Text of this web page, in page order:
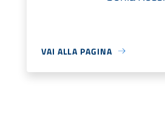
VAI ALLA PAGINA